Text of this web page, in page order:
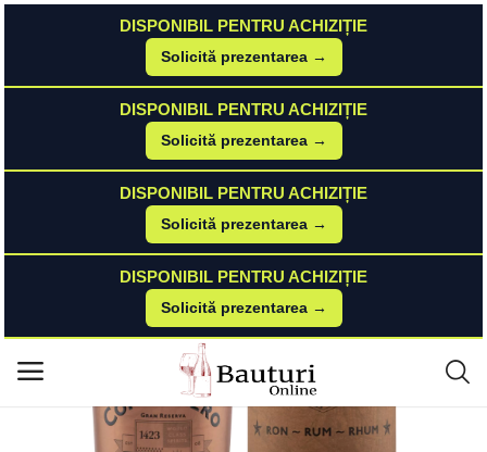
DISPONIBIL PENTRU ACHIZIȚIE
Solicită prezentarea →
DISPONIBIL PENTRU ACHIZIȚIE
Solicită prezentarea →
DISPONIBIL PENTRU ACHIZIȚIE
Solicită prezentarea →
DISPONIBIL PENTRU ACHIZIȚIE
Solicită prezentarea →
Meniu principal
Categorii
Contact
Autentificare
Companero Jamaica Gran Reserva Rom 0.7L Companero Jamaica